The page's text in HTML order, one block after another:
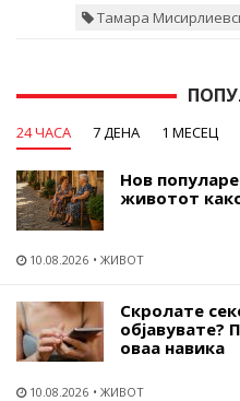
Тамара
24 ЧАСА 7 ДЕНА 1 МЕСЕЦ
Нов
животот
10.08.2026 ЖИВОТ
Скролате
објавувате?
оваа навика
10.08.2026 ЖИВОТ